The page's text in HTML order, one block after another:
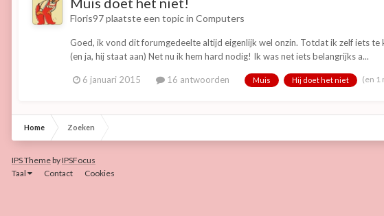
Floris97plaatste een topic in Computers
Goed, ik vond dit forumgedeelte altijd eigenlijk wel onzin. Totdat ik zelf iets
(en ja, hij staat aan) Net nu ik hem hard nodig! Ik was net iets belangrijks a...
6 januari 2015 16 antwoorden Muis Hij doet het niet (en 1
Home Zoeken
IPS ThemebyIPSFocus
Taal
Contact Cookies